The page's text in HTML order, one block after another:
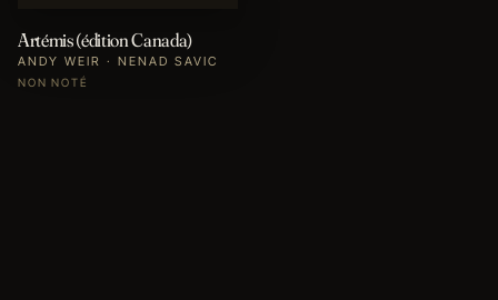
Artémis (édition Canada)
ANDY WEIR · NENAD SAVIC
NON NOTÉ